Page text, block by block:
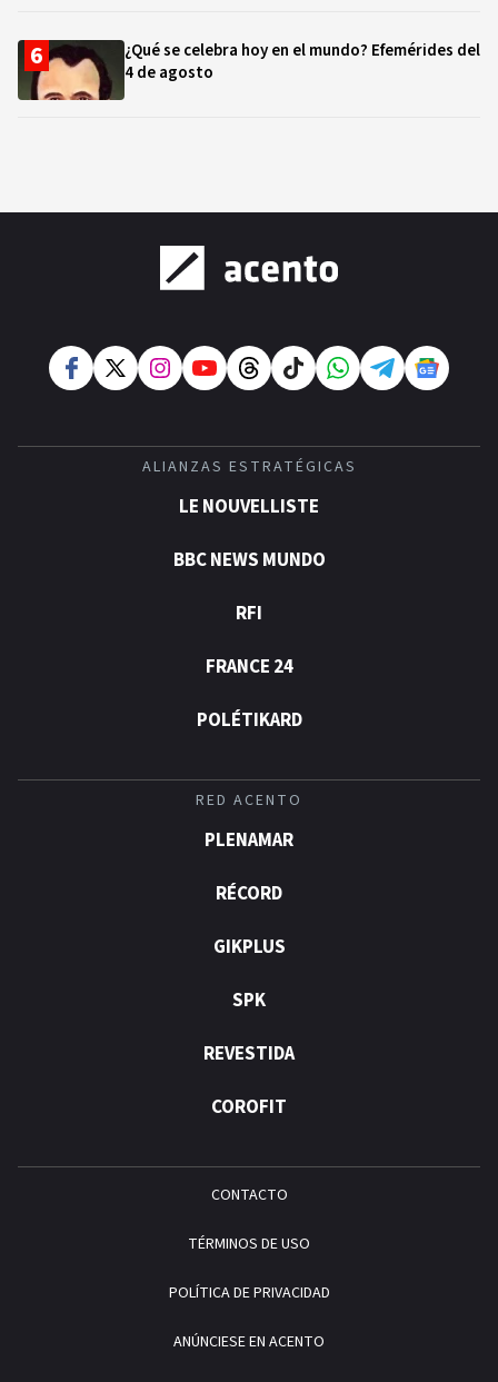
¿Qué se celebra hoy en el mundo? Efemérides del
4 de agosto
ALIANZAS ESTRATÉGICAS
LE NOUVELLISTE
BBC NEWS MUNDO
RFI
FRANCE 24
POLÉTIKARD
RED ACENTO
PLENAMAR
RÉCORD
GIKPLUS
SPK
REVESTIDA
COROFIT
CONTACTO
TÉRMINOS DE USO
POLÍTICA DE PRIVACIDAD
ANÚNCIESE EN ACENTO